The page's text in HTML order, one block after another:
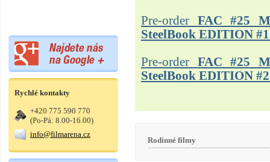
Rychlé kontakty
+420 775 590 770
(Po-Pá: 8.00-16.00)
info@filmarena.cz
Pre-order FAC #25
SteelBook EDITION #1
Pre-order FAC #25
SteelBook EDITION #2
Rodinné filmy